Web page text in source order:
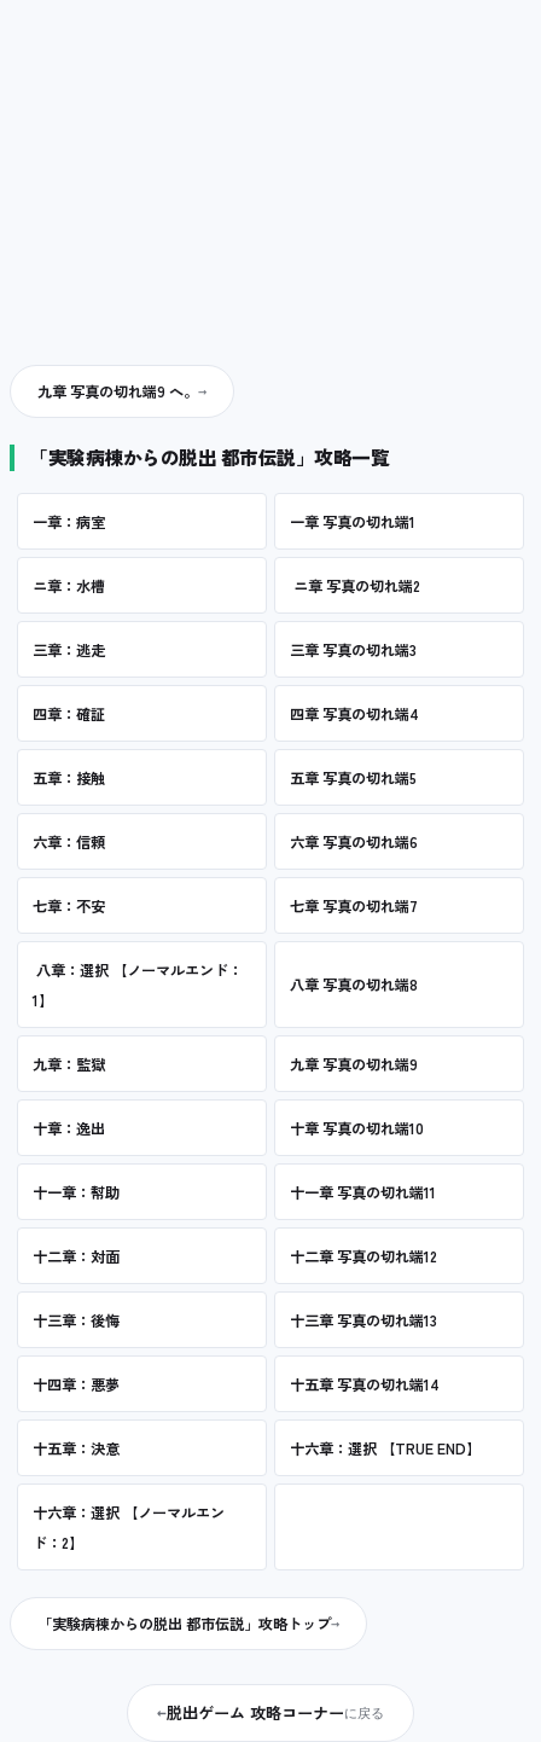
九章 写真の切れ端9 へ。
「実験病棟からの脱出 都市伝説」攻略一覧
一章：病室 一章 写真の切れ端1
ニ章：水槽 ニ章 写真の切れ端2
三章：逃走 三章 写真の切れ端3
四章：確証 四章 写真の切れ端4
五章：接触 五章 写真の切れ端5
六章：信頼 六章 写真の切れ端6
七章：不安 七章 写真の切れ端7
八章：選択 【ノーマルエンド：
1】
八章 写真の切れ端8
九章：監獄 九章 写真の切れ端9
十章：逸出 十章 写真の切れ端10
十一章：幇助 十一章 写真の切れ端11
十二章：対面 十二章 写真の切れ端12
十三章：後悔 十三章 写真の切れ端13
十四章：悪夢 十五章 写真の切れ端14
十五章：決意 十六章：選択 【TRUE END】
十六章：選択 【ノーマルエン
ド：2】
「実験病棟からの脱出 都市伝説」攻略トップ
←脱出ゲーム 攻略コーナーに戻る